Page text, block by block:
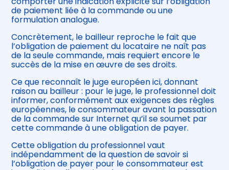
de paiement liée à la commande ou une
formulation analogue.
Concrètement, le bailleur reproche le fait que
l’obligation de paiement du locataire ne naît pas
de la seule commande, mais requiert encore le
succès de la mise en œuvre de ses droits.
Ce que reconnaît le juge européen ici, donnant
raison au bailleur : pour le juge, le professionnel doit
informer, conformément aux exigences des règles
européennes, le consommateur avant la passation
de la commande sur Internet qu’il se soumet par
cette commande à une obligation de payer.
Cette obligation du professionnel vaut
indépendamment de la question de savoir si
l’obligation de payer pour le consommateur est